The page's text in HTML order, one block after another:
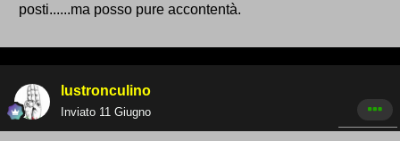
posti......ma posso pure accontentà.
lustronculino
Inviato 11 Giugno